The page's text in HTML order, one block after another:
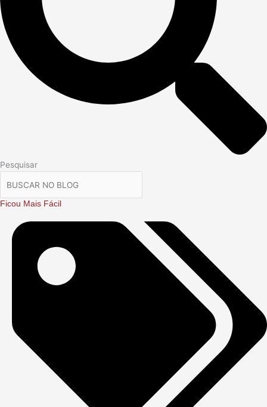
Pesquisar
Ficou Mais Fácil